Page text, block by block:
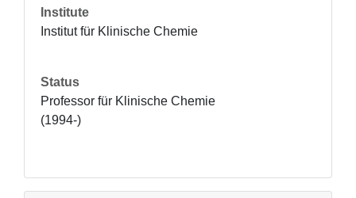
Institute
Institut für Klinische Chemie
Status
Professor für Klinische Chemie
(1994-)